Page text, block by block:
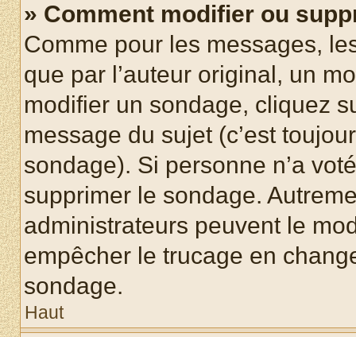
» Comment modifier ou
Comme pour les messages,
que par l’auteur original, un
modifier un sondage, cliquez
message du sujet (c’est
sondage). Si personne n’a
supprimer le sondage.
administrateurs peuvent le
empêcher le trucage en
sondage.
Haut